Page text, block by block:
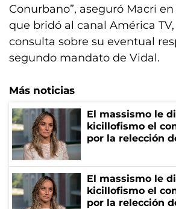
Conurbano”, aseguró Macri
que bridó al canal América
consulta sobre su eventual
segundo mandato de Vidal.
Más noticias
El massismo le
kicillofismo el
por la relección
El massismo le
kicillofismo el
por la relección